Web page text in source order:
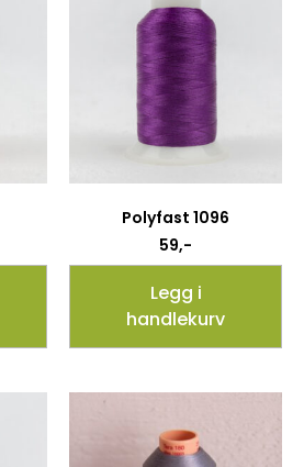
Polyfast 1096
59,-
Legg i
handlekurv